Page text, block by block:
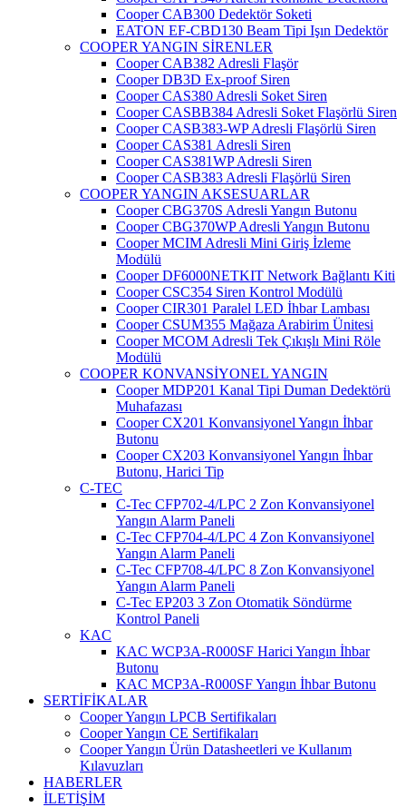
Cooper CAB300 Dedektör Soketi
EATON EF-CBD130 Beam Tipi Işın Dedektör
COOPER YANGIN SİRENLER
Cooper CAB382 Adresli Flaşör
Cooper DB3D Ex-proof Siren
Cooper CAS380 Adresli Soket Siren
Cooper CASBB384 Adresli Soket Flaşörlü Siren
Cooper CASB383-WP Adresli Flaşörlü Siren
Cooper CAS381 Adresli Siren
Cooper CAS381WP Adresli Siren
Cooper CASB383 Adresli Flaşörlü Siren
COOPER YANGIN AKSESUARLAR
Cooper CBG370S Adresli Yangın Butonu
Cooper CBG370WP Adresli Yangın Butonu
Cooper MCIM Adresli Mini Giriş İzleme
Modülü
Cooper DF6000NETKIT Network Bağlantı Kiti
Cooper CSC354 Siren Kontrol Modülü
Cooper CIR301 Paralel LED İhbar Lambası
Cooper CSUM355 Mağaza Arabirim Ünitesi
Cooper MCOM Adresli Tek Çıkışlı Mini Röle
Modülü
COOPER KONVANSİYONEL YANGIN
Cooper MDP201 Kanal Tipi Duman Dedektörü
Muhafazası
Cooper CX201 Konvansiyonel Yangın İhbar
Butonu
Cooper CX203 Konvansiyonel Yangın İhbar
Butonu, Harici Tip
C-TEC
C-Tec CFP702-4/LPC 2 Zon Konvansiyonel
Yangın Alarm Paneli
C-Tec CFP704-4/LPC 4 Zon Konvansiyonel
Yangın Alarm Paneli
C-Tec CFP708-4/LPC 8 Zon Konvansiyonel
Yangın Alarm Paneli
C-Tec EP203 3 Zon Otomatik Söndürme
Kontrol Paneli
KAC
KAC WCP3A-R000SF Harici Yangın İhbar
Butonu
KAC MCP3A-R000SF Yangın İhbar Butonu
SERTİFİKALAR
Cooper Yangın LPCB Sertifikaları
Cooper Yangın CE Sertifikaları
Cooper Yangın Ürün Datasheetleri ve Kullanım
Kılavuzları
HABERLER
İLETİŞİM